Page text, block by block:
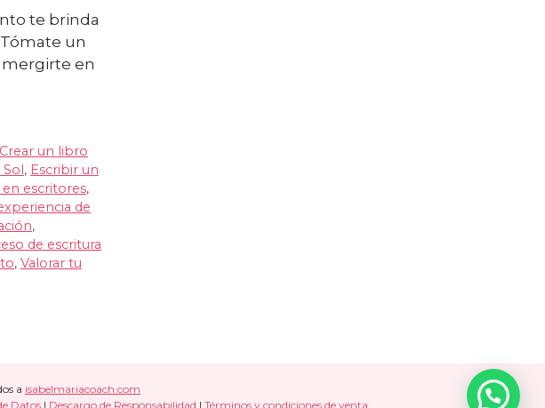
te brinda
un
en
Crear un libro
Sol, Escribir un
escritores,
de
,
de escritura
, Valorar tu
a isabelmariacoach.com
Datos| Descargo de Responsabilidad | Términos y condiciones de venta